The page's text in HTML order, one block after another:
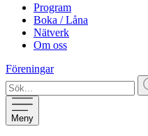
Program
Boka / Låna
Nätverk
Om oss
Föreningar
Meny